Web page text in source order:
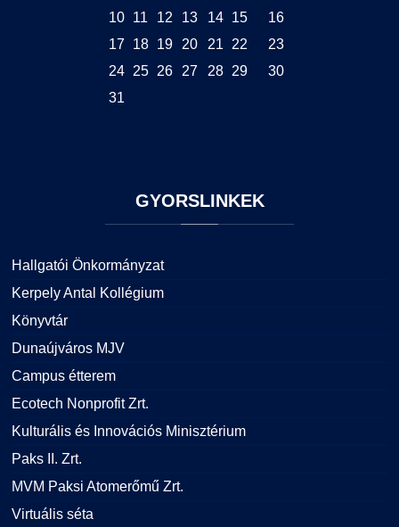
10
11 12 13 14 15
16
17
18 19 20 21 22
23
24
25 26 27 28 29
30
31
GYORSLINKEK
Hallgatói Önkormányzat
Kerpely Antal Kollégium
Könyvtár
Dunaújváros MJV
Campus étterem
Ecotech Nonprofit Zrt.
Kulturális és Innovációs Minisztérium
Paks II. Zrt.
MVM Paksi Atomerőmű Zrt.
Virtuális séta